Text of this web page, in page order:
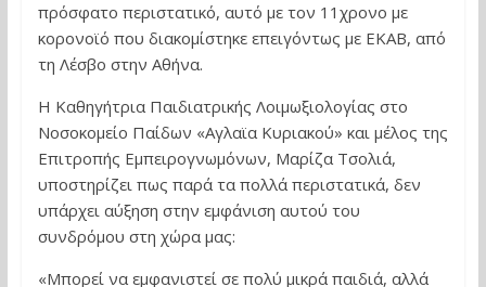
πρόσφατο περιστατικό, αυτό με τον 11χρονο με
κορονοϊό που διακομίστηκε επειγόντως με ΕΚΑΒ, από
τη Λέσβο στην Αθήνα.
Η Καθηγήτρια Παιδιατρικής Λοιμωξιολογίας στο
Νοσοκομείο Παίδων «Αγλαϊα Κυριακού» και μέλος της
Επιτροπής Εμπειρογνωμόνων, Μαρίζα Τσολιά,
υποστηρίζει πως παρά τα πολλά περιστατικά, δεν
υπάρχει αύξηση στην εμφάνιση αυτού του
συνδρόμου στη χώρα μας:
«Μπορεί να εμφανιστεί σε πολύ μικρά παιδιά, αλλά